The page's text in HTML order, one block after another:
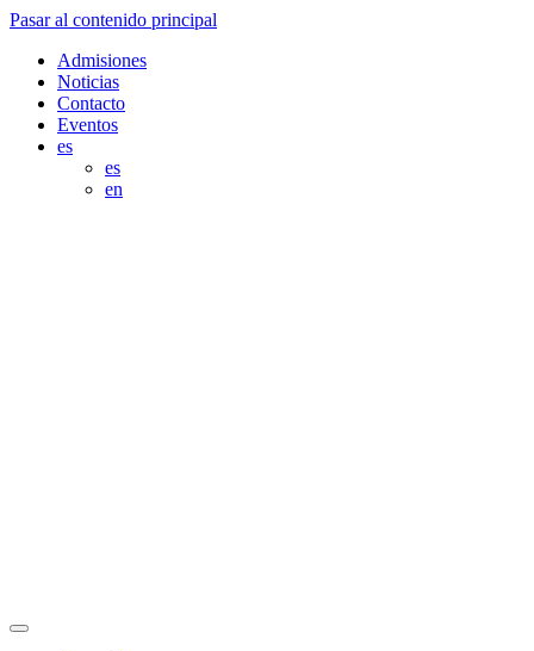
Pasar al contenido principal
Admisiones
Noticias
Contacto
Eventos
es
es
en